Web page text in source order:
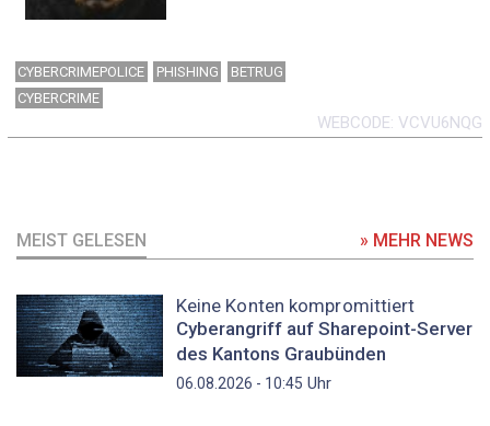
CYBERCRIMEPOLICE PHISHING
BETRUG
CYBERCRIME
WEBCODE VCVU6NQG
MEIST GELESEN » MEHR NEWS
Keine Konten kompromittiert
Cyberangriff auf Sharepoint-Server
des Kantons Graubünden
06.08.2026 - 10:45 Uhr